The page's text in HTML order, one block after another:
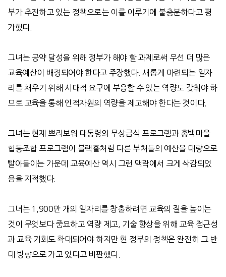
부가 추진하고 있는 정책으로는 이를 이루기에 불충분하다고 평
가했다.
그녀는 공약 달성을 위해 정부가 해야 할 과제로써 우선 더 많은
교육예산이 배정되어야 한다고 주장했다.새롭게 마련되는 일자
리를 채우기 위해 시대적 요구에 부응할 수 있는 역량도 갖춰야 하
므로 교육을 통해 인적자원의 역량을 제고해야 한다는 것이다.
그녀는 현재 쁘라보워 대통령의 무상급식 프로그램과 홍백마을
협동조합 프로그램이 블랙홀처럼 다른 부처들의 예산을 대량으로
빨아들이는 가운데 교육예산 역시 그런 맥락에서 크게 삭감되었
음을 지적했다.
그녀는 1,900만 개의 일자리를 창출하려면 교육의 질을 높이는
것이 무엇보다 중요하고 역량 제고, 기술 향상을 위해 교육 접근성
과 교육 기회도 확대되어야 하지만 현 정부의 정책은 완전히 그 반
대 방향으로 가고 있다고 비판했다.